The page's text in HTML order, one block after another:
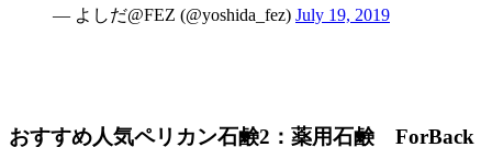
— よしだ@FEZ (@yoshida_fez) July 19, 2019
おすすめ人気ペリカン石鹸2：薬用石鹸 ForBack